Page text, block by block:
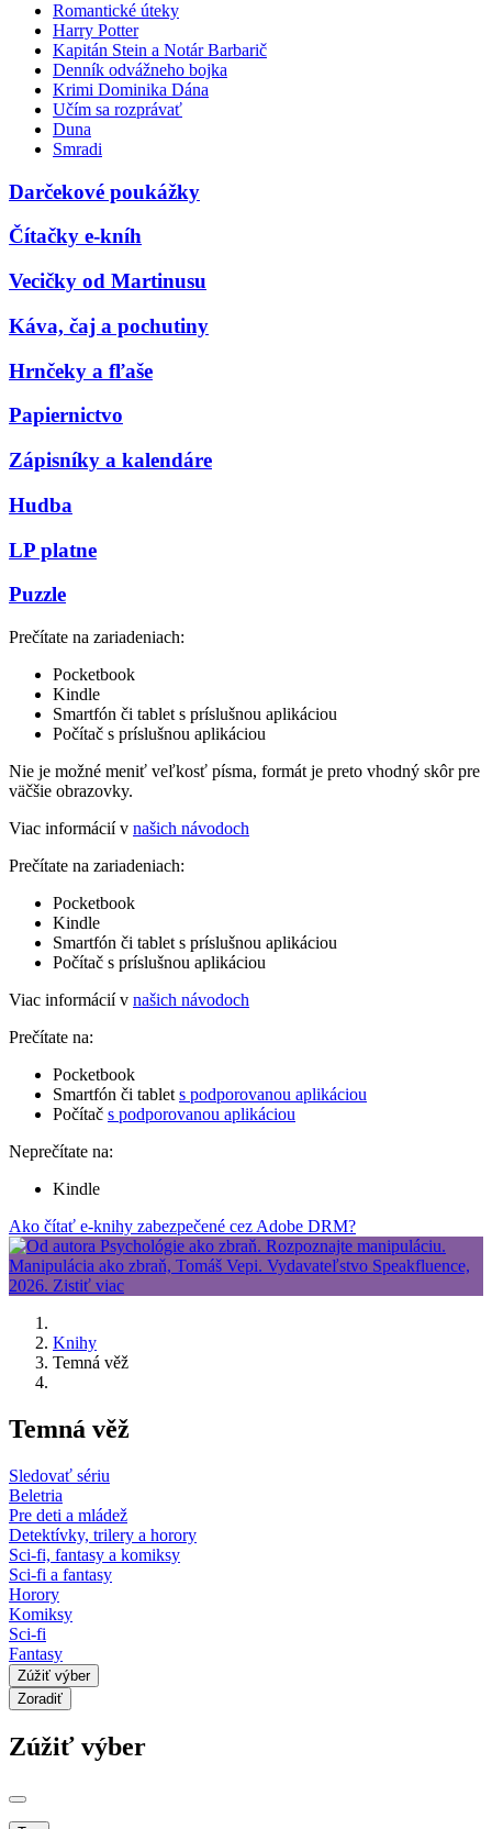
Romantické úteky
Harry Potter
Kapitán Stein a Notár Barbarič
Denník odvážneho bojka
Krimi Dominika Dána
Učím sa rozprávať
Duna
Smradi
Darčekové poukážky
Čítačky e-kníh
Vecičky od Martinusu
Káva, čaj a pochutiny
Hrnčeky a fľaše
Papiernictvo
Zápisníky a kalendáre
Hudba
LP platne
Puzzle
Prečítate na zariadeniach:
Pocketbook
Kindle
Smartfón či tablet s príslušnou aplikáciou
Počítač s príslušnou aplikáciou
Nie je možné meniť veľkosť písma, formát je preto vhodný skôr pre
väčšie obrazovky.
Viac informácií v našich návodoch
Prečítate na zariadeniach:
Pocketbook
Kindle
Smartfón či tablet s príslušnou aplikáciou
Počítač s príslušnou aplikáciou
Viac informácií v našich návodoch
Prečítate na:
Pocketbook
Smartfón či tablet s podporovanou aplikáciou
Počítač s podporovanou aplikáciou
Neprečítate na:
Kindle
Ako čítať e-knihy zabezpečené cez Adobe DRM?
Knihy
Temná věž
Temná věž
Sledovať sériu
Beletria
Pre deti a mládež
Detektívky, trilery a horory
Sci-fi, fantasy a komiksy
Sci-fi a fantasy
Horory
Komiksy
Sci-fi
Fantasy
Zúžiť výber
Zoradiť
Zúžiť výber